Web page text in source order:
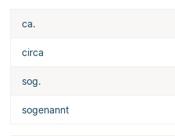
ca.
circa
sog.
sogenannt